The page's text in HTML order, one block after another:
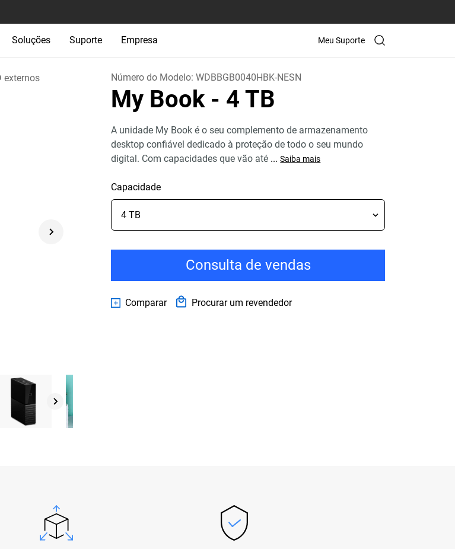
Soluções Suporte Empresa Meu Suporte
externos Número do Modelo:WDBBGB0040HBK-NESN
My Book - 4 TB
A unidade My Book é o seu complemento de armazenamento
desktop confiável dedicado à proteção de todo o seu mundo
digital. Com capacidades que vão até ... Saiba mais
Capacidade
Consulta de vendas
Comparar Procurar um revendedor